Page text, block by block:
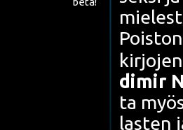
di­mir
ta
las­ten